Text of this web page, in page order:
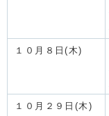
１０月８日(木)
１０月２９日(木)